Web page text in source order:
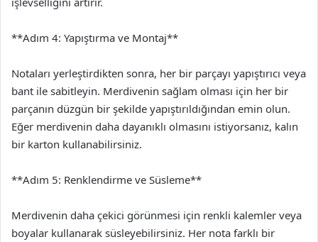
**Adım 4: Yapıştırma ve Montaj**
Notaları yerleştirdikten sonra, her bir parçayı yapıştırıcı veya
bant ile sabitleyin. Merdivenin sağlam olması için her bir
parçanın düzgün bir şekilde yapıştırıldığından emin olun.
Eğer merdivenin daha dayanıklı olmasını istiyorsanız, kalın
bir karton kullanabilirsiniz.
**Adım 5: Renklendirme ve Süsleme**
Merdivenin daha çekici görünmesi için renkli kalemler veya
boyalar kullanarak süsleyebilirsiniz. Her nota farklı bir